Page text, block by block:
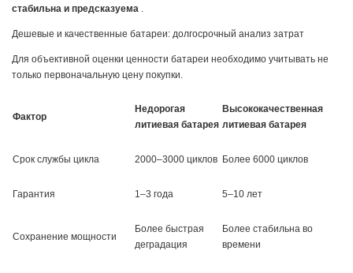
стабильна и предсказуема .
Дешевые и качественные батареи: долгосрочный анализ затрат
Для объективной оценки ценности батареи необходимо учитывать не
только первоначальную цену покупки.
Фактор
Недорогая
литиевая батарея
Высококачественная
литиевая батарея
Срок службы цикла 2000–3000 циклов Более 6000 циклов
Гарантия 1–3 года 5–10 лет
Сохранение мощности
Более быстрая
деградация
Более стабильна во
времени